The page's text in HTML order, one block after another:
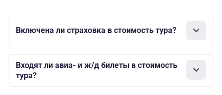
Включена ли страховка в стоимость тура?
Входят ли авиа- и ж/д билеты в стоимость
тура?